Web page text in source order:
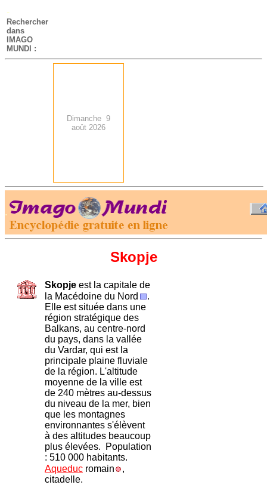
-
Rechercher
dans
IMAGO
MUNDI :
Dimanche 9
août 2026
.
Skopje
Skopje est la capitale de
la Macédoine du Nord
.
Elle est située dans une
région stratégique des
Balkans, au centre-nord
du pays, dans la vallée
du Vardar, qui est la
principale plaine fluviale
de la région. L'altitude
moyenne de la ville est
de 240 mètres au-dessus
du niveau de la mer, bien
que les montagnes
environnantes s'élèvent
à des altitudes beaucoup
plus élevées. Population
: 510 000 habitants.
Aqueduc romain
,
citadelle.